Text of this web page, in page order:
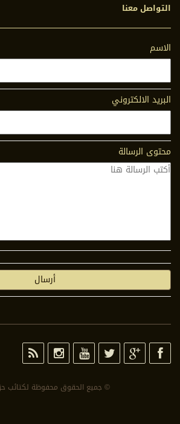
التواصل معنا
الاسم
البريد الالكتروني
محتوى الرسالة
© جمیع الحقوق محفوظة لكتائب